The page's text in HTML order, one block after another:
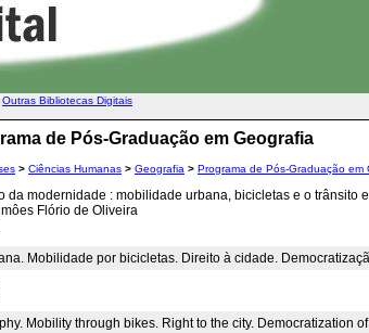
Outras Bibliotecas Digitais
de Pós-Graduação em Geografia
> Ciências Humanas > Geografia > Programa de Pós-Graduação em
da modernidade : mobilidade urbana, bicicletas e o trânsito
Flório de Oliveira
Mobilidade por bicicletas. Direito à cidade.
Mobility through bikes. Right to the city. Democratization